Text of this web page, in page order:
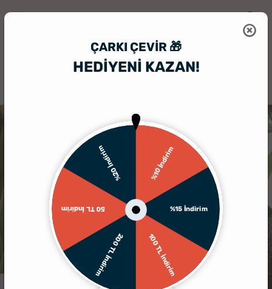
ÇARKI ÇEVIR 🎁
HEDİYENİ KAZAN!
%10 İndirim
%15 İndirim
100 TL İndirim
200 TL İndirim
50 TL İndirim
%20 İndirim